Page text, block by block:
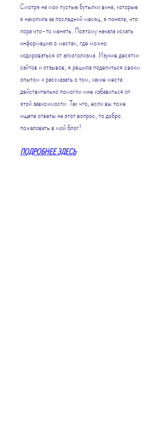
Смотря на мои пустые бутылки вина, которые
я накопила за последний месяц, я поняла, что
пора что-то менять. Поэтому начала искать
информацию о местах, где можно
кодироваться от алкоголизма. Изучив десятки
сайтов и отзывов, я решила поделиться своим
опытом и рассказать о том, какие места
действительно помогли мне избавиться от
этой зависимости. Так что, если вы тоже
ищете ответы на этот вопрос, то добро
пожаловать в мой блог!
ПОДРОБНЕЕ ЗДЕСЬ